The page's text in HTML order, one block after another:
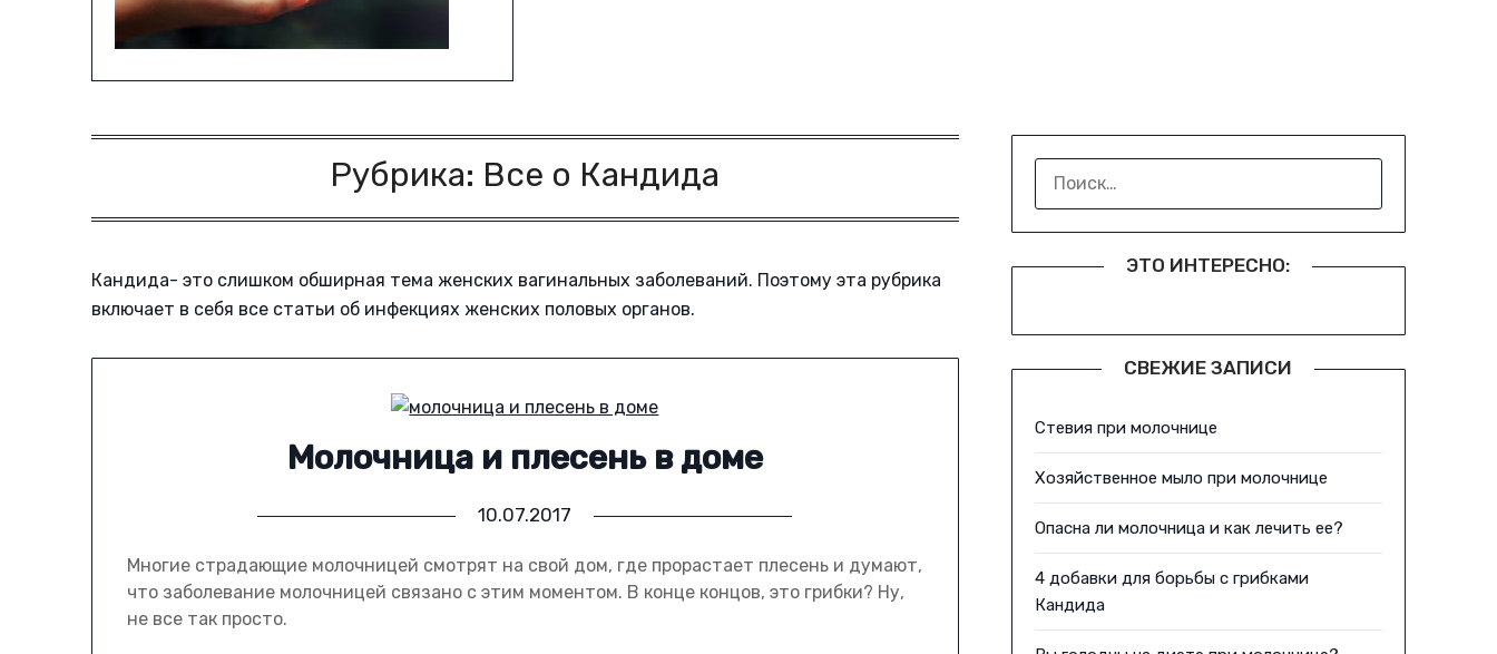
Рубрика: Все о Кандида
Кандида- это слишком обширная тема женских вагинальных заболеваний. Поэтому эта рубрика
включает в себя все статьи об инфекциях женских половых органов.
Молочница и плесень в доме
10.07.2017
Многие страдающие молочницей смотрят на свой дом, где прорастает плесень и думают,
что заболевание молочницей связано с этим моментом. В конце концов, это грибки? Ну,
не все так просто.
ЭТО ИНТЕРЕСНО:
СВЕЖИЕ ЗАПИСИ
Стевия при молочнице
Хозяйственное мыло при молочнице
Опасна ли молочница и как лечить ее?
4 добавки для борьбы с грибками
Кандида